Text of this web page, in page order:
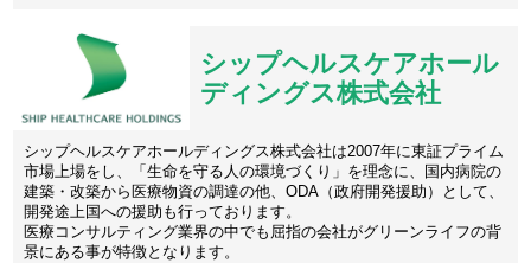
シップヘルスケアホール
ディングス株式会社
シップヘルスケアホールディングス株式会社は2007年に東証プライム
市場上場をし、「生命を守る人の環境づくり」を理念に、国内病院の
建築・改築から医療物資の調達の他、ODA（政府開発援助）として、
開発途上国への援助も行っております。
医療コンサルティング業界の中でも屈指の会社がグリーンライフの背
景にある事が特徴となります。